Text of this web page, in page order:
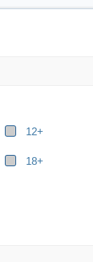
12+
18+